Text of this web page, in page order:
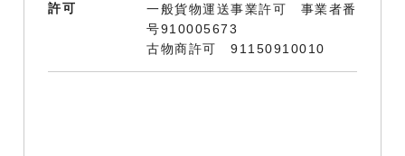
許可
一般貨物運送事業許可 事業者番
号910005673
古物商許可 91150910010